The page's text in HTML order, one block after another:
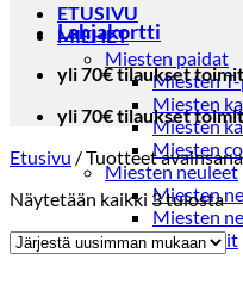
ETUSIVU
MIEHET
Miesten paidat
Miesten
Miesten
Miesten
Miesten
Miesten neuleet
Miesten
Miesten
Puvut ja blazerit
Puvut
Lahjakortti
yli 70€ tilaukset
yli 70€ tilaukset
Etusivu /Tuotteet
Näytetään kaikki 3 tulosta
by